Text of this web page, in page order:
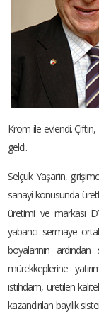
Krom ile evlendi.
geldi.
Selçuk Yaşar’ın,
sanayi konusunda
üretimi ve markası
yabancı sermaye
boyalarının
mürekkeplerine
istihdam, üretilen
kazandırılan bayilik